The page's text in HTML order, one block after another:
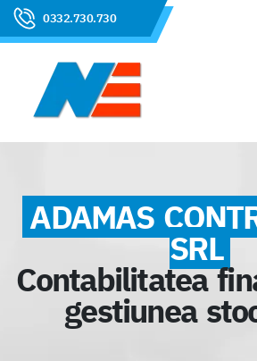
0332.730.730
ADAMAS
SRL
Contabilitatea
gestiunea